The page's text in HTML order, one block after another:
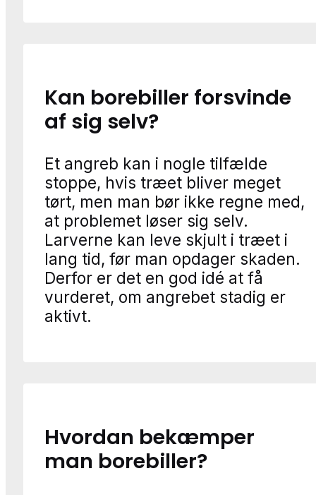
Kan borebiller forsvinde
af sig selv?
Et angreb kan i nogle tilfælde
stoppe, hvis træet bliver meget
tørt, men man bør ikke regne med,
at problemet løser sig selv.
Larverne kan leve skjult i træet i
lang tid, før man opdager skaden.
Derfor er det en god idé at få
vurderet, om angrebet stadig er
aktivt.
Hvordan bekæmper
man borebiller?